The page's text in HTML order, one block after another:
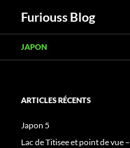
au
Furiouss Blog
JAPON
ARTICLES RÉCENTS
Japon 5
Lac de Titisee et point de vue –